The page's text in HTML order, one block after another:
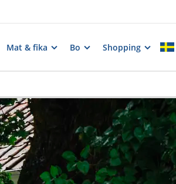
Mat & fika Bo Shopping